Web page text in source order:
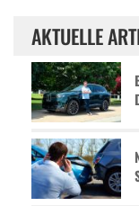
AKTUELLE